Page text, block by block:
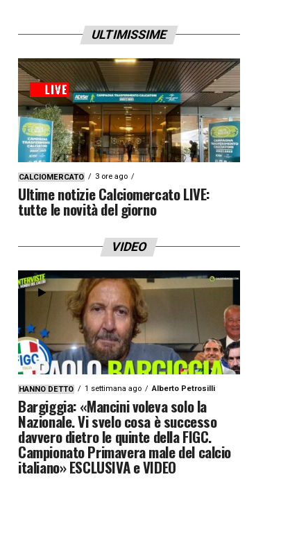
ULTIMISSIME
CALCIOMERCATO 3 ore ago
Ultime notizie Calciomercato LIVE:
tutte le novità del giorno
VIDEO
HANNO DETTO 1 settimana ago Alberto Petrosilli
Bargiggia: «Mancini voleva solo la
Nazionale. Vi svelo cosa è successo
davvero dietro le quinte della FIGC.
Campionato Primavera male del calcio
italiano» ESCLUSIVA e VIDEO